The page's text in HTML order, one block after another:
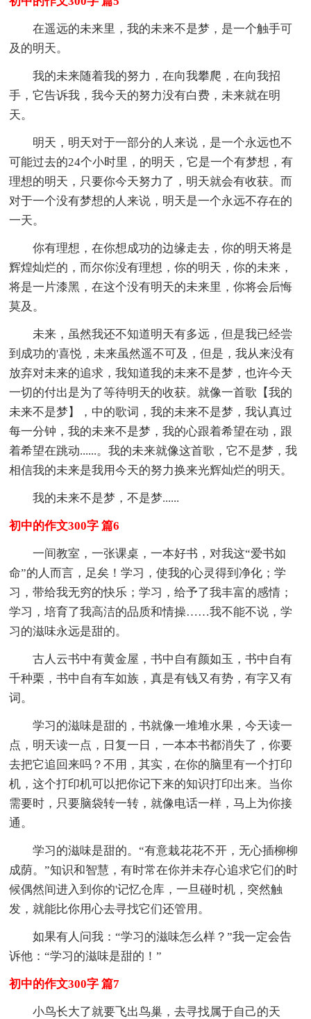
在遥远的未来里，我的未来不是梦，是一个触手可
及的明天。
我的未来随着我的努力，在向我攀爬，在向我招
手，它告诉我，我今天的努力没有白费，未来就在明
天。
明天，明天对于一部分的人来说，是一个永远也不
可能过去的24个小时里，的明天，它是一个有梦想，有
理想的明天，只要你今天努力了，明天就会有收获。而
对于一个没有梦想的人来说，明天是一个永远不存在的
一天。
你有理想，在你想成功的边缘走去，你的明天将是
辉煌灿烂的，而尔你没有理想，你的明天，你的未来，
将是一片漆黑，在这个没有明天的未来里，你将会后悔
莫及。
未来，虽然我还不知道明天有多远，但是我已经尝
到成功的'喜悦，未来虽然遥不可及，但是，我从来没有
放弃对未来的追求，我知道我的未来不是梦，也许今天
一切的付出是为了等待明天的收获。就像一首歌【我的
未来不是梦】，中的歌词，我的未来不是梦，我认真过
每一分钟，我的未来不是梦，我的心跟着希望在动，跟
着希望在跳动......。我的未来就像这首歌，它不是梦，我
相信我的未来是我用今天的努力换来光辉灿烂的明天。
我的未来不是梦，不是梦......
初中的作文300字 篇6
一间教室，一张课桌，一本好书，对我这“爱书如
命”的人而言，足矣！学习，使我的心灵得到净化；学
习，带给我无穷的快乐；学习，给予了我丰富的感情；
学习，培育了我高洁的品质和情操……我不能不说，学
习的滋味永远是甜的。
古人云书中有黄金屋，书中自有颜如玉，书中自有
千种栗，书中自有车如族，真是有钱又有势，有字又有
词。
学习的滋味是甜的，书就像一堆堆水果，今天读一
点，明天读一点，日复一日，一本本书都消失了，你要
去把它追回来吗？不用，其实，在你的脑里有一个打印
机，这个打印机可以把你记下来的知识打印出来。当你
需要时，只要脑袋转一转，就像电话一样，马上为你接
通。
学习的滋味是甜的。“有意栽花花不开，无心插柳柳
成荫。”知识和智慧，有时常在你并未存心追求它们的时
候偶然间进入到你的'记忆仓库，一旦碰时机，突然触
发，就能比你用心去寻找它们还管用。
如果有人问我：“学习的滋味怎么样？”我一定会告
诉他：“学习的滋味是甜的！”
初中的作文300字 篇7
小鸟长大了就要飞出鸟巢，去寻找属于自己的天